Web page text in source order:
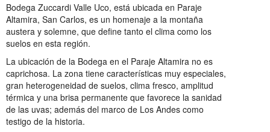
Bodega Zuccardi Valle Uco, está ubicada en Paraje
Altamira, San Carlos, es un homenaje a la montaña
austera y solemne, que define tanto el clima como los
suelos en esta región.
La ubicación de la Bodega en el Paraje Altamira no es
caprichosa. La zona tiene características muy especiales,
gran heterogeneidad de suelos, clima fresco, amplitud
térmica y una brisa permanente que favorece la sanidad
de las uvas; además del marco de Los Andes como
testigo de la historia.